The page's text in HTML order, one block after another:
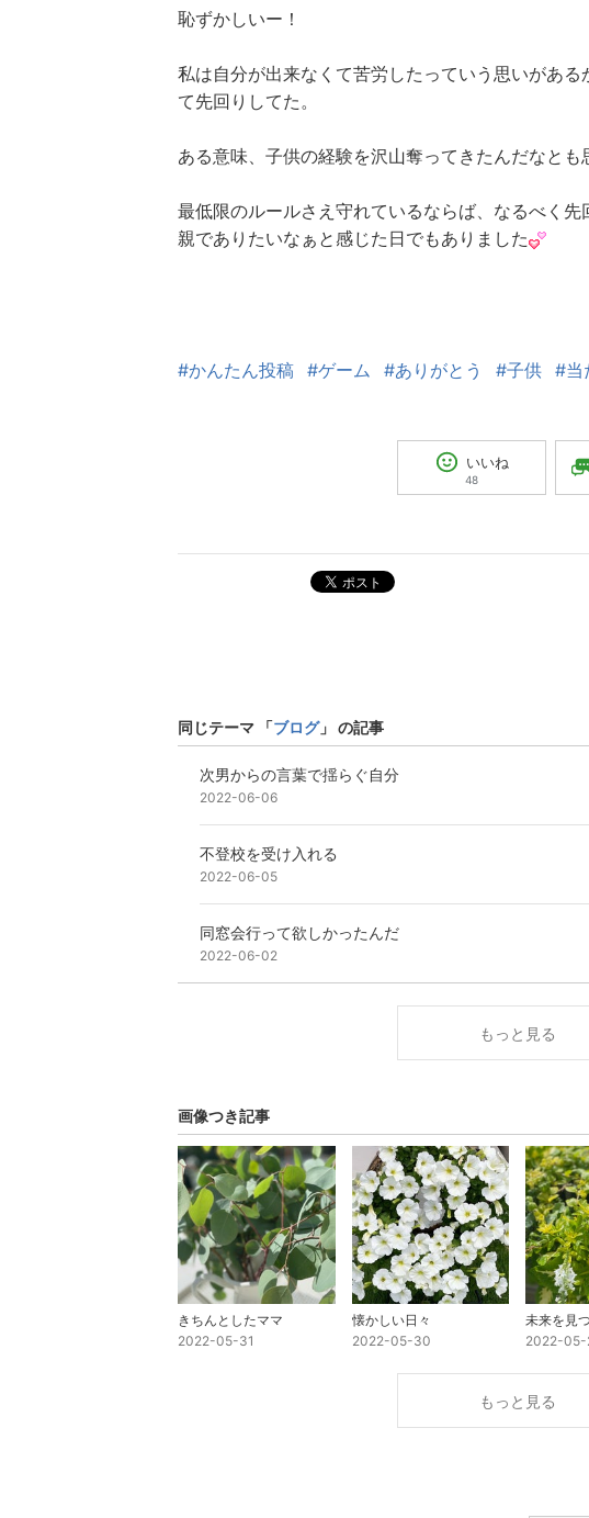
恥ずかしいー！
私は自分が出来なくて苦労したっていう思いがある
て先回りしてた。
ある意味、子供の経験を沢山奪ってきたんだなとも
最低限のルールさえ守れているならば、なるべく
親でありたいなぁと感じた日でもありました
#かんたん投稿 #ゲーム #ありがとう #子供 #当
いいね
48
ポスト
同じテーマ 「ブログ」 の記事
次男からの言葉で揺らぐ自分
2022-06-06
不登校を受け入れる
2022-06-05
同窓会行って欲しかったんだ
2022-06-02
もっと見る
画像つき記事
きちんとしたママ
2022-05-31
懐かしい日々
2022-05-30
未来を見
2022-05-
もっと見る